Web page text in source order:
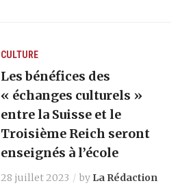
CULTURE
Les bénéfices des
« échanges culturels »
entre la Suisse et le
Troisième Reich seront
enseignés à l’école
28 juillet 2023 by La Rédaction